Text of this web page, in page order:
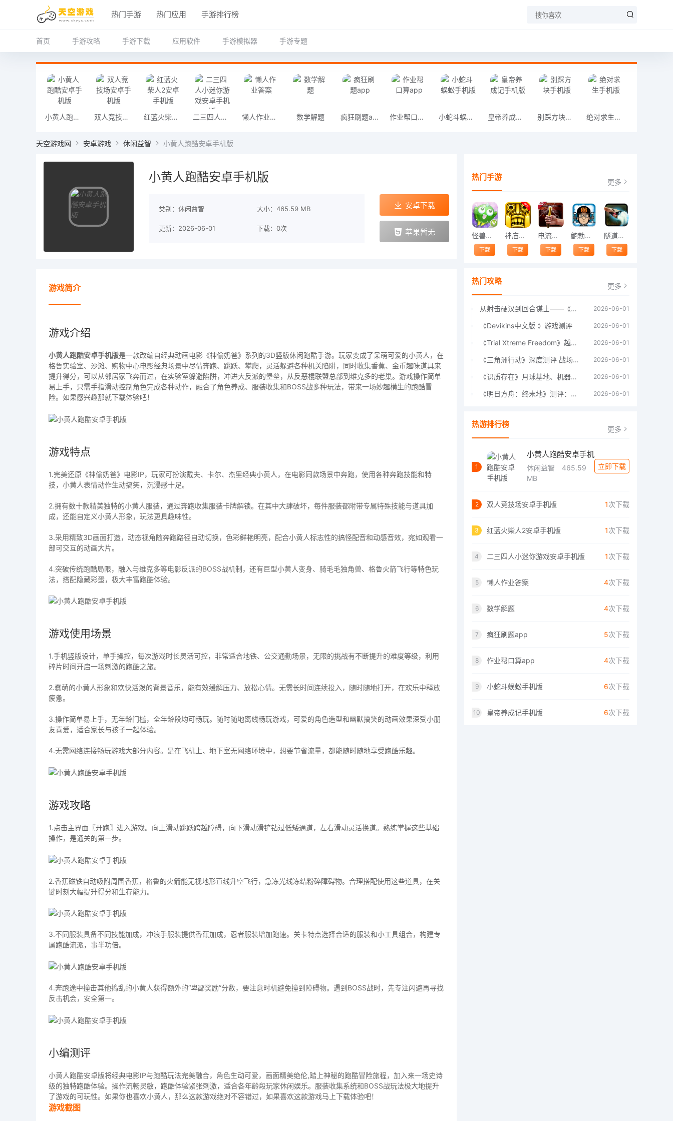
热门手游 热门应用 手游排行榜
首页 手游攻略 手游下载 应用软件 手游模拟器 手游专题
小黄人跑酷安卓手机版 双人竞技场安卓手机版 红蓝火柴人2安卓手机版 二三四人小迷你游戏安卓手机版 懒人作业答案 数学解题 疯狂刷题app 作业帮口算app 小蛇斗蜈蚣手机版 皇帝养成记手机版 别踩方块手机版 绝对求生手机版
天空游戏网 安卓游戏 休闲益智 小黄人跑酷安卓手机版
小黄人跑酷安卓手机版
类别：休闲益智 大小：465.59 MB
更新：2026-06-01 下载：0次
安卓下载
苹果暂无
游戏简介
游戏介绍
小黄人跑酷安卓手机版是一款改编自经典动画电影《神偷奶爸》系列的3D竖版休闲跑酷手游。玩家变成了呆萌可爱的小黄人，在
格鲁实验室、沙滩、购物中心电影经典场景中尽情奔跑、跳跃、攀爬，灵活躲避各种机关陷阱，同时收集香蕉、金币趣味道具来
提升得分，可以从邻居家飞奔而过，在实验室躲避陷阱，冲进大反派的堡垒，从反恶棍联盟总部到维克多的老巢。游戏操作简单
易上手，只需手指滑动控制角色完成各种动作，融合了角色养成、服装收集和BOSS战多种玩法，带来一场妙趣横生的跑酷冒
险。如果感兴趣那就下载体验吧！
游戏特点
1.完美还原《神偷奶爸》电影IP，玩家可扮演戴夫、卡尔、杰里经典小黄人，在电影同款场景中奔跑，使用各种奔跑技能和特
技，小黄人表情动作生动搞笑，沉浸感十足。
2.拥有数十款精美独特的小黄人服装，通过奔跑收集服装卡牌解锁。在其中大肆破坏，每件服装都附带专属特殊技能与道具加
成，还能自定义小黄人形象，玩法更具趣味性。
3.采用精致3D画面打造，动态视角随奔跑路径自动切换，色彩鲜艳明亮，配合小黄人标志性的搞怪配音和动感音效，宛如观看一
部可交互的动画大片。
4.突破传统跑酷局限，融入与维克多等电影反派的BOSS战机制，还有巨型小黄人变身、骑毛毛独角兽、格鲁火箭飞行等特色玩
法，搭配隐藏彩蛋，极大丰富跑酷体验。
游戏使用场景
1.手机竖版设计，单手操控，每次游戏时长灵活可控，非常适合地铁、公交通勤场景，无限的挑战有不断提升的难度等级，利用
碎片时间开启一场刺激的跑酷之旅。
2.蠢萌的小黄人形象和欢快活泼的背景音乐，能有效缓解压力、放松心情。无需长时间连续投入，随时随地打开，在欢乐中释放
疲惫。
3.操作简单易上手，无年龄门槛，全年龄段均可畅玩。随时随地离线畅玩游戏，可爱的角色造型和幽默搞笑的动画效果深受小朋
友喜爱，适合家长与孩子一起体验。
4.无需网络连接畅玩游戏大部分内容。是在飞机上、地下室无网络环境中，想要节省流量，都能随时随地享受跑酷乐趣。
游戏攻略
1.点击主界面〖开跑〗进入游戏。向上滑动跳跃跨越障碍，向下滑动滑铲钻过低矮通道，左右滑动灵活换道。熟练掌握这些基础
操作，是通关的第一步。
2.香蕉磁铁自动吸附周围香蕉，格鲁的火箭能无视地形直线升空飞行，急冻光线冻结粉碎障碍物。合理搭配使用这些道具，在关
键时刻大幅提升得分和生存能力。
3.不同服装具备不同技能加成，冲浪手服装提供香蕉加成，忍者服装增加跑速。关卡特点选择合适的服装和小工具组合，构建专
属跑酷流派，事半功倍。
4.奔跑途中撞击其他捣乱的小黄人获得额外的“卑鄙奖励”分数，要注意时机避免撞到障碍物。遇到BOSS战时，先专注闪避再寻找
反击机会，安全第一。
小编测评
小黄人跑酷安卓版将经典电影IP与跑酷玩法完美融合，角色生动可爱，画面精美绝伦,踏上神秘的跑酷冒险旅程，加入来一场史诗
级的独特跑酷体验。操作流畅灵敏，跑酷体验紧张刺激，适合各年龄段玩家休闲娱乐。服装收集系统和BOSS战玩法极大地提升
了游戏的可玩性。如果你也喜欢小黄人，那么这款游戏绝对不容错过，如果喜欢这款游戏马上下载体验吧！
游戏截图
热门手游 更多
怪兽跳跃
下载
神庙逃亡中文版
下载
电流急急棒
下载
鲍勃的梦境
下载
隧道逃脱
下载
热门攻略 更多
从射击硬汉到回合谋士——《战争机器：战略版》如何演绎另一位猛男的传奇 2026-06-01
《Devikins中文版 》游戏测评 2026-06-01
《Trial Xtreme Freedom》越野摩托车测评总结 2026-06-01
《三角洲行动》深度测评 战场上的野心与裂痕 2026-06-01
《识质存在》月球基地、机器人女孩多年来最佳射击游戏 2026-06-01
《明日方舟：终末地》测评：于荒芜之中，重建文明 2026-06-01
热游排行榜 更多
1
小黄人跑酷安卓手机
休闲益智
465.59
MB
立即下载
2 双人竞技场安卓手机版 1次下载
3 红蓝火柴人2安卓手机版 1次下载
4 二三四人小迷你游戏安卓手机版 1次下载
5 懒人作业答案 4次下载
6 数学解题 4次下载
7 疯狂刷题app 5次下载
8 作业帮口算app 4次下载
9 小蛇斗蜈蚣手机版 6次下载
10 皇帝养成记手机版 6次下载